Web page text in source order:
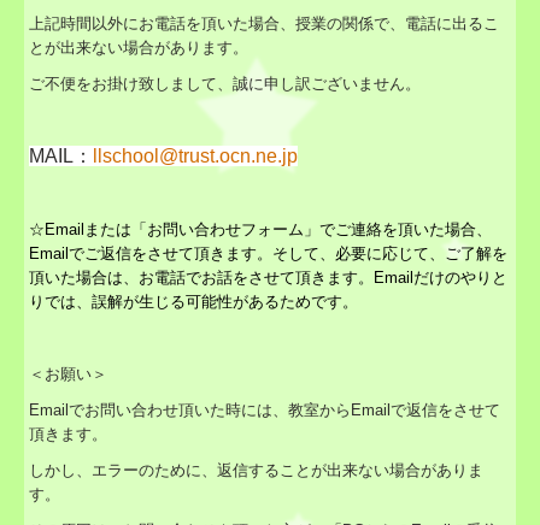
上記時間以外にお電話を頂いた場合、授業の関係で、電話に出るこ
とが出来ない場合があります。
ご不便をお掛け致しまして、誠に申し訳ございません。
MAIL： llschool@trust.ocn.ne.jp
☆Emailまたは「お問い合わせフォーム」でご連絡を頂いた場合、
Emailでご返信をさせて頂きます。 そして、必要に応じて、ご了解を
頂いた場合は、お電話でお話をさせて頂きます。 Emailだけのやりと
りでは、誤解が生じる可能性があるためです。
＜お願い＞
Emailでお問い合わせ頂いた時には、教室からEmailで返信をさせて
頂きます。
しかし、エラーのために、返信することが出来ない場合がありま
す。